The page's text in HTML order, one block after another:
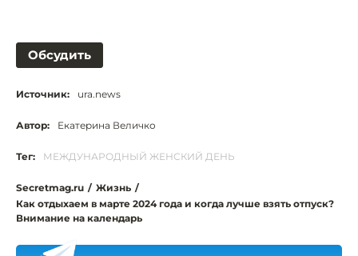
Обсудить
Источник: ura.news
Автор: Екатерина Величко
Тег: МЕЖДУНАРОДНЫЙ ЖЕНСКИЙ ДЕНЬ
Secretmag.ru / Жизнь /
Как отдыхаем в марте 2024 года и когда лучше взять отпуск?
Внимание на календарь